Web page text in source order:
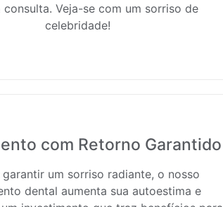
consulta. Veja-se com um sorriso de
celebridade!
com Retorno Garantido
garantir um sorriso radiante, o nosso
dental aumenta sua autoestima e